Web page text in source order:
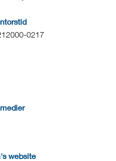
0217
website